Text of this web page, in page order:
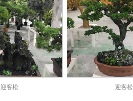
迎客松 迎客松